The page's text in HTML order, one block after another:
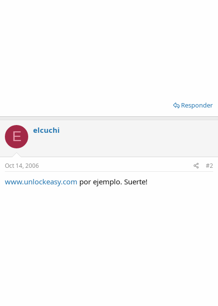
Responder
E elcuchi
Oct 14, 2006 #2
www.unlockeasy.com por ejemplo. Suerte!